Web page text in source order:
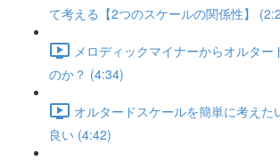
て考える【2つのスケールの関係性】
メロディックマイナーからオルター
のか？ (4:34)
オルタードスケールを簡単に考えた
良い (4:42)